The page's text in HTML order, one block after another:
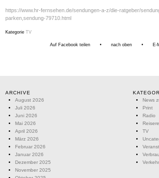
https://www.hr-fernsehen.de/sendungen-a-z/die-ratgeber/
parken,sendung-79710.html
Kategorie TV
Auf Facebook teilen • nach oben • E-
ARCHIVE
August 2026
Juli 2026
Juni 2026
Mai 2026
April 2026
März 2026
Februar 2026
Januar 2026
Dezember 2025
November 2025
News
Print
Radio
TV